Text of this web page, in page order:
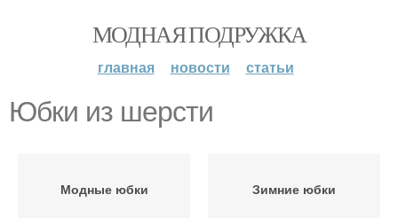
МОДНАЯ ПОДРУЖКА
главная новости статьи
Юбки из шерсти
Модные юбки Зимние юбки